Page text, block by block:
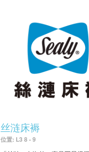
丝涟床褥
位置: L3 8 - 9